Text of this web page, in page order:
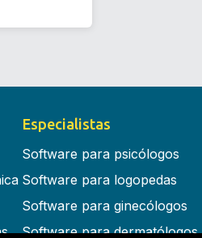
Especialistas
Software para psicólogos
Software para logopedas
Software para ginecólogos
Software para dermatólogos